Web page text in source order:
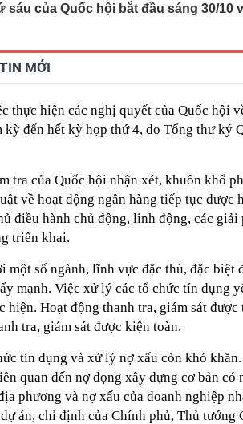
năm
có mưa to đến rất to
tay là ra hit, phim có thể chưa xem nhưng nhạc
thuế tiêu dùng sau gần 40 năm
Khi nào "xem nhẹ", khi nào cần gọi kỹ sư - Thợ lâu
chủ nên để ý
trả cổ tức 3.000 đồng/cp, duy trì “mưa tiền mặt”
không còn đặt bồn rửa trong phòng tắm? Hóa ra
đang được ưa chuộng
thời xử lý 1 đối tượng tại sân bay Nội Bài, phạt
sáu của Quốc hội bắt đầu sáng 30/10
TIN MỚI
thực hiện các nghị quyết của Quốc hội
kỳ đến hết kỳ họp thứ 4, do Tổng thư ký
tra của Quốc hội nhận xét, khuôn khổ
về hoạt động ngân hàng tiếp tục được
điều hành chủ động, linh động, các giải
triển khai.
một số ngành, lĩnh vực đặc thù, đặc biệt
mạnh. Việc xử lý các tổ chức tín dụng
Hoạt động thanh tra, giám sát được
tra, giám sát được kiện toàn.
tín dụng và xử lý nợ xấu còn khó
quan đến nợ đọng xây dựng cơ bản có
phương và nợ xấu của doanh nghiệp
án, chỉ định của Chính phủ, Thủ tướng